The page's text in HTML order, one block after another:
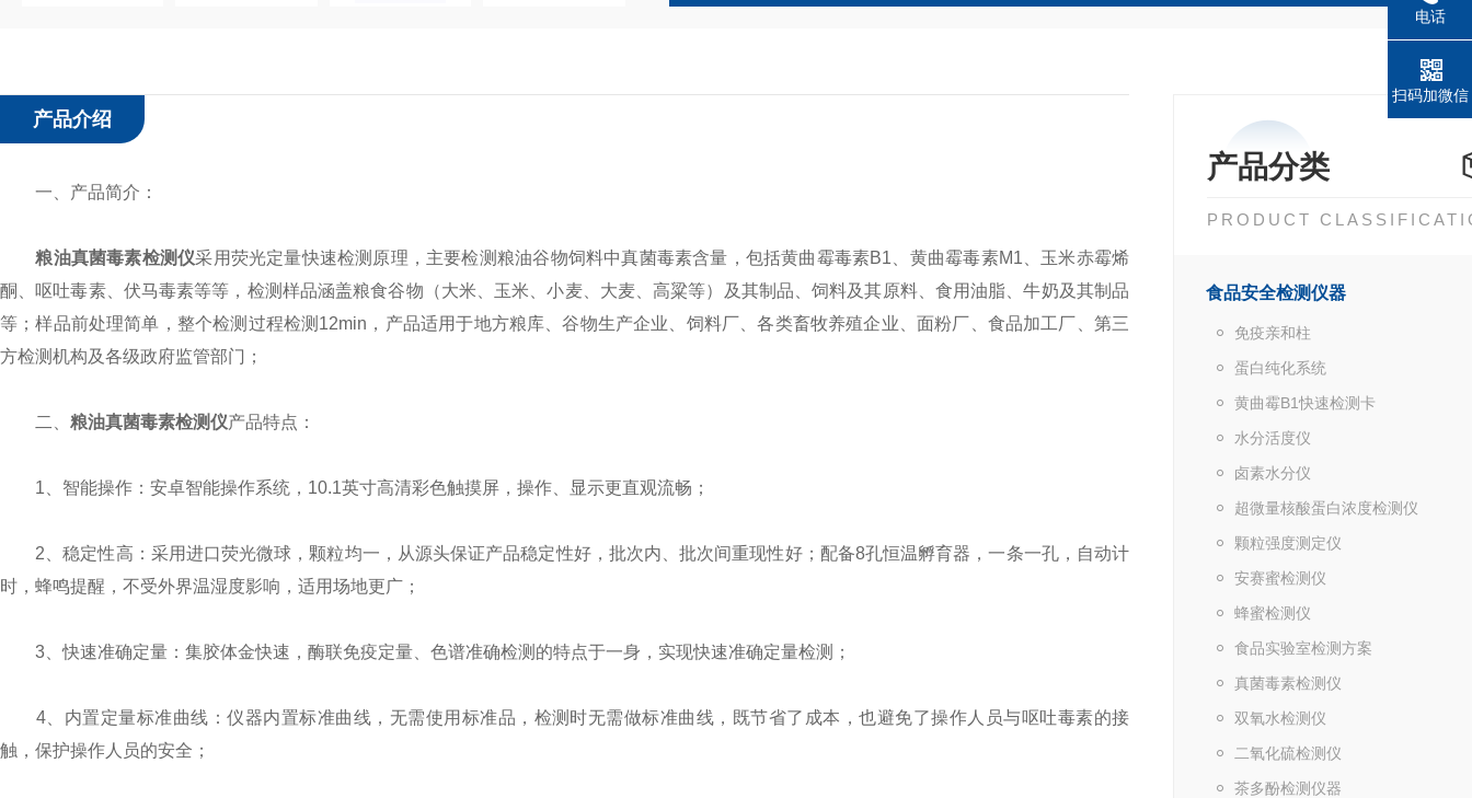
产品分类
PRODUCT
食品安全检测仪器
免疫亲和柱
蛋白纯化系统
黄曲霉B1快速检测卡
水分活度仪
卤素水分仪
超微量核酸蛋白浓度检测仪
颗粒强度测定仪
安赛蜜检测仪
蜂蜜检测仪
食品实验室检测方案
真菌毒素检测仪
双氧水检测仪
二氧化硫检测仪
茶多酚检测仪器
产品介绍
一、产品简介：
粮油真菌毒素检测仪采用荧光定量快速检测原理，主要检测粮油谷物饲料中真菌毒素含量，包括黄曲霉毒素B1、黄曲霉毒素M1、玉米赤霉烯
酮、呕吐毒素、伏马毒素等等，检测样品涵盖粮食谷物（大米、玉米、小麦、大麦、高粱等）及其制品、饲料及其原料、食用油脂、牛奶及其制品
等；样品前处理简单，整个检测过程检测12min，产品适用于地方粮库、谷物生产企业、饲料厂、各类畜牧养殖企业、面粉厂、食品加工厂、第三
方检测机构及各级政府监管部门；
二、 粮油真菌毒素检测仪产品特点：
1、智能操作：安卓智能操作系统，10.1英寸高清彩色触摸屏，操作、显示更直观流畅；
2、稳定性高：采用进口荧光微球，颗粒均一，从源头保证产品稳定性好，批次内、批次间重现性好；配备8孔恒温孵育器，一条一孔，自动计
时，蜂鸣提醒，不受外界温湿度影响，适用场地更广；
3、快速准确定量：集胶体金快速，酶联免疫定量、色谱准确检测的特点于一身，实现快速准确定量检测；
4、内置定量标准曲线：仪器内置标准曲线，无需使用标准品，检测时无需做标准曲线，既节省了成本，也避免了操作人员与呕吐毒素的接
触，保护操作人员的安全；
电话
扫码加微信